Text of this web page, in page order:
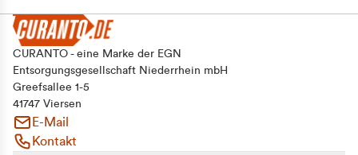
CURANTO - eine Marke der EGN
Entsorgungsgesellschaft Niederrhein mbH
Greefsallee 1-5
41747 Viersen
E-Mail
Kontakt